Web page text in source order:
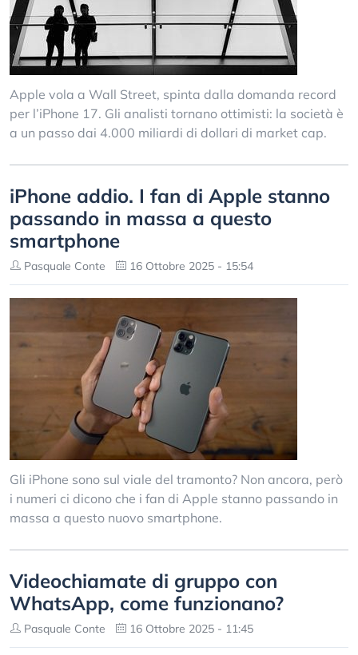
Apple vola a Wall Street, spinta dalla domanda record
per l’iPhone 17. Gli analisti tornano ottimisti: la società è
a un passo dai 4.000 miliardi di dollari di market cap.
iPhone addio. I fan di Apple stanno
passando in massa a questo
smartphone
Pasquale Conte 16 Ottobre 2025 - 15:54
Gli iPhone sono sul viale del tramonto? Non ancora, però
i numeri ci dicono che i fan di Apple stanno passando in
massa a questo nuovo smartphone.
Videochiamate di gruppo con
WhatsApp, come funzionano?
Pasquale Conte 16 Ottobre 2025 - 11:45